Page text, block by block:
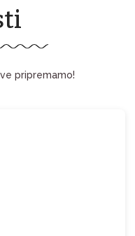
pripremamo!